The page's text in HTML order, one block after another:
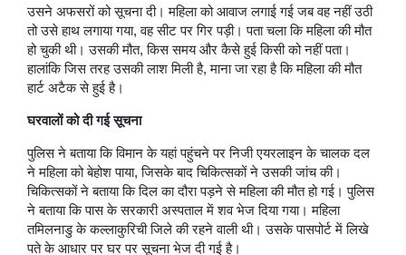
उसने अफसरों को सूचना दी। महिला को आवाज लगाई गई जब वह नहीं उठी
तो उसे हाथ लगाया गया, वह सीट पर गिर पड़ी। पता चला कि महिला की मौत
हो चुकी थी। उसकी मौत, किस समय और कैसे हुई किसी को नहीं पता।
हालांकि जिस तरह उसकी लाश मिली है, माना जा रहा है कि महिला की मौत
हार्ट अटैक से हुई है।
घरवालों को दी गई सूचना
पुलिस ने बताया कि विमान के यहां पहुंचने पर निजी एयरलाइन के चालक दल
ने महिला को बेहोश पाया, जिसके बाद चिकित्सकों ने उसकी जांच की।
चिकित्सकों ने बताया कि दिल का दौरा पड़ने से महिला की मौत हो गई। पुलिस
ने बताया कि पास के सरकारी अस्पताल में शव भेज दिया गया। महिला
तमिलनाडु के कल्लाकुरिची जिले की रहने वाली थी। उसके पासपोर्ट में लिखे
पते के आधार पर घर पर सूचना भेज दी गई है।